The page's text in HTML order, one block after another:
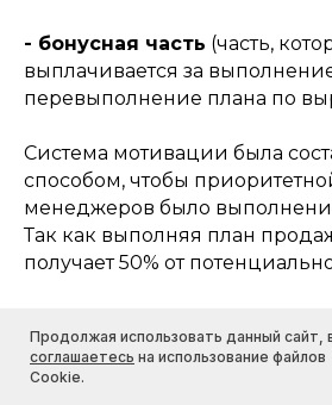
Продолжая использовать данный сайт,
соглашаетесь на использование файлов
Cookie.
- бонусная часть (часть,
выплачивается за
перевыполнение плана по
Система мотивации была
способом, чтобы
менеджеров было
Так как выполняя план
получает 50% от
таблица для расчета
помощью неё сотрудники